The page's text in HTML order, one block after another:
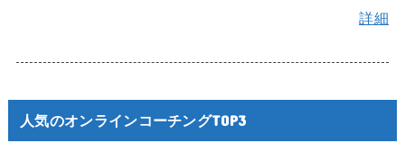
詳細
人気のオンラインコーチングTOP3